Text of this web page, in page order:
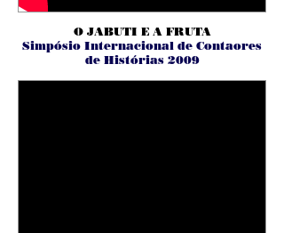
O JABUTI E A FRUTA
Simpósio Internacional de Contaores
de Histórias 2009